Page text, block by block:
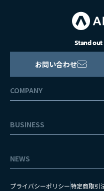
Stand
お問い合わせ
COMPANY
社会貢献
BUSINESS
システム開発
NEWS
プライバシーポリシー特定商取引